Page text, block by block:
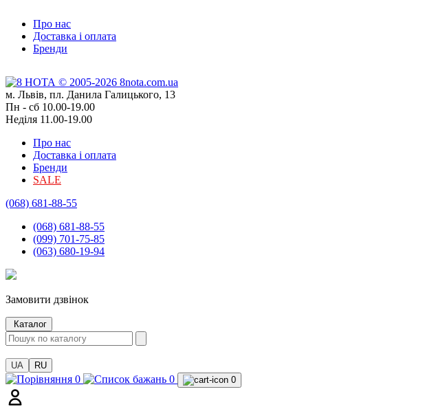
Про нас
Доставка і оплата
Бренди
м. Львів, пл. Данила Галицького, 13
Пн - сб 10.00-19.00
Неділя 11.00-19.00
Про нас
Доставка і оплата
Бренди
SALE
(068) 681-88-55
(068) 681-88-55
(099) 701-75-85
(063) 680-19-94
Замовити дзвінок
Каталог
UA RU
0 0 0